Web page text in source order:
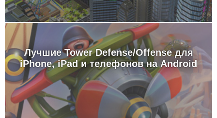
Лучшие Tower Defense/Offense для
iPhone, iPad и телефонов на Android